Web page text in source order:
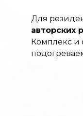
Для
авторских
Комплекс и